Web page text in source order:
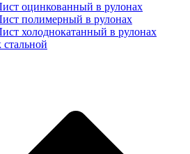
оцинкованный в рулонах
полимерный в рулонах
холоднокатанный в рулонах
стальной